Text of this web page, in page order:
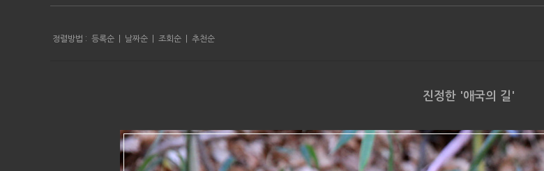
정렬방법 : 등록순 날짜순 조회순 추천순
진정한 '애국의 길'